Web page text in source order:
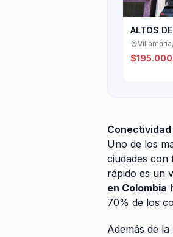
ALTOS
Uno de los
ciudades con
rápido es un
en Colombia
70% de los
Además de